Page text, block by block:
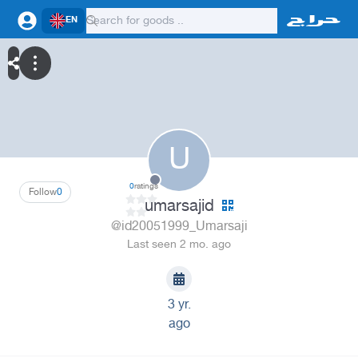
EN
U
0
Follow 0ratings
umarsajid
@id20051999_Umarsaji
Last seen 2 mo. ago
3 yr.
ago